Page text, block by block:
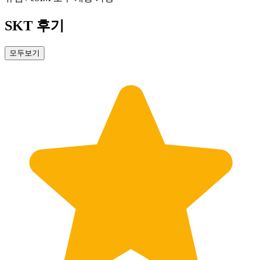
SKT 후기
모두보기